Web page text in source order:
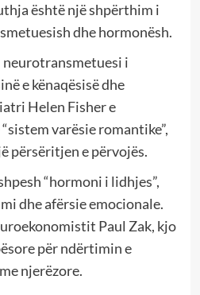
është një shpërthim i
dhe hormonësh.
neurotransmetuesi i
e kënaqësisë dhe
Helen Fisher e
varësie romantike”,
përsëritjen e përvojës.
“hormoni i lidhjes”,
dhe afërsie emocionale.
Paul Zak, kjo
për ndërtimin e
njerëzore.